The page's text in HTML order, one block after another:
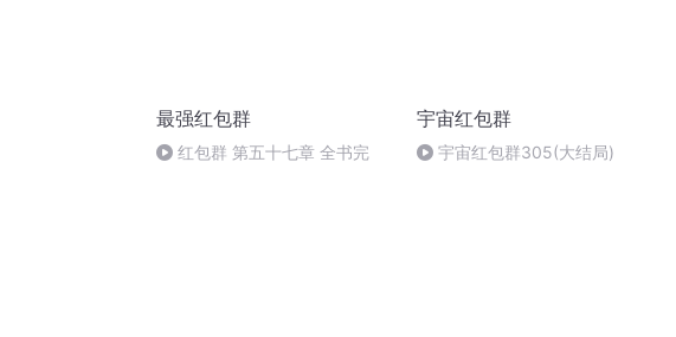
最强红包群
红包群 第五十七章 全书完
宇宙红包群
宇宙红包群305(大结局)